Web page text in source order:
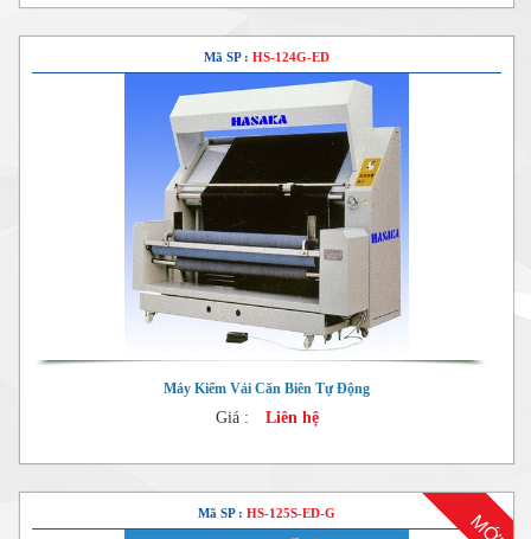
Mã SP : HS-124G-ED
Máy Kiểm Vải Căn Biên Tự Động
Giá : Liên hệ
Mã SP : HS-125S-ED-G MỚI